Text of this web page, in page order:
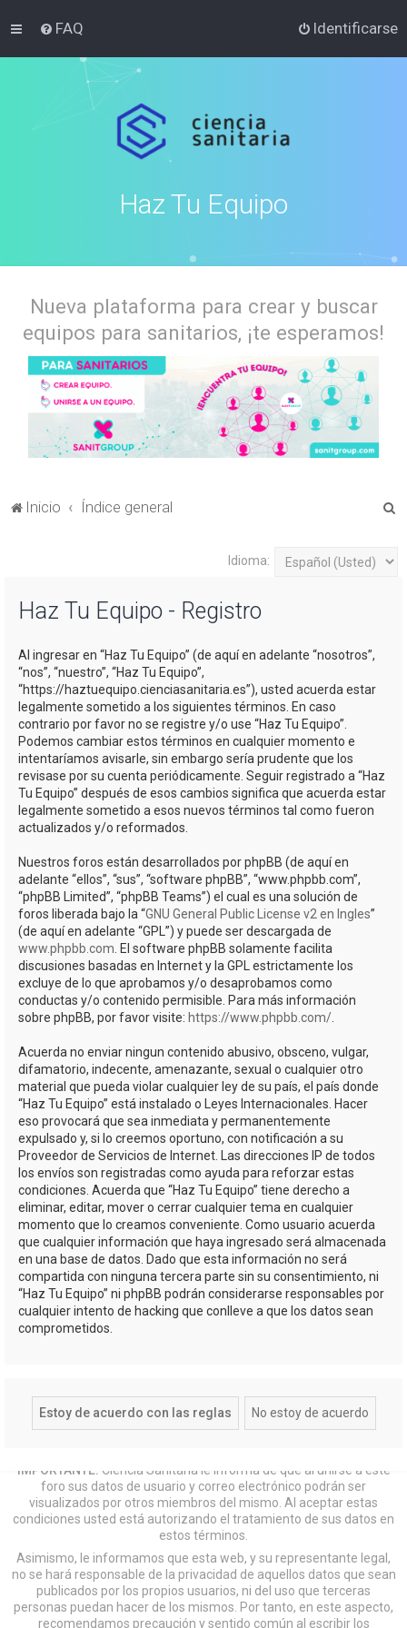
FAQ Identificarse
Haz Tu Equipo
Nueva plataforma para crear y buscar
equipos para sanitarios, ¡te esperamos!
Inicio Índice general
Idioma:
Haz Tu Equipo - Registro
Al ingresar en “Haz Tu Equipo” (de aquí en adelante “nosotros”,
“nos”, “nuestro”, “Haz Tu Equipo”,
“https://haztuequipo.cienciasanitaria.es”), usted acuerda estar
legalmente sometido a los siguientes términos. En caso
contrario por favor no se registre y/o use “Haz Tu Equipo”.
Podemos cambiar estos términos en cualquier momento e
intentaríamos avisarle, sin embargo sería prudente que los
revisase por su cuenta periódicamente. Seguir registrado a “Haz
Tu Equipo” después de esos cambios significa que acuerda estar
legalmente sometido a esos nuevos términos tal como fueron
actualizados y/o reformados.
Nuestros foros están desarrollados por phpBB (de aquí en
adelante “ellos”, “sus”, “software phpBB”, “www.phpbb.com”,
“phpBB Limited”, “phpBB Teams”) el cual es una solución de
foros liberada bajo la “GNU General Public License v2 en Ingles”
(de aquí en adelante “GPL”) y puede ser descargada de
www.phpbb.com . El software phpBB solamente facilita
discusiones basadas en Internet y la GPL estrictamente los
excluye de lo que aprobamos y/o desaprobamos como
conductas y/o contenido permisible. Para más información
sobre phpBB, por favor visite: https://www.phpbb.com/
Acuerda no enviar ningun contenido abusivo, obsceno, vulgar,
difamatorio, indecente, amenazante, sexual o cualquier otro
material que pueda violar cualquier ley de su país, el país donde
“Haz Tu Equipo” está instalado o Leyes Internacionales. Hacer
eso provocará que sea inmediata y permanentemente
expulsado y, si lo creemos oportuno, con notificación a su
Proveedor de Servicios de Internet. Las direcciones IP de todos
los envíos son registradas como ayuda para reforzar estas
condiciones. Acuerda que “Haz Tu Equipo” tiene derecho a
eliminar, editar, mover o cerrar cualquier tema en cualquier
momento que lo creamos conveniente. Como usuario acuerda
que cualquier información que haya ingresado será almacenada
en una base de datos. Dado que esta información no será
compartida con ninguna tercera parte sin su consentimiento, ni
“Haz Tu Equipo” ni phpBB podrán considerarse responsables por
cualquier intento de hacking que conlleve a que los datos sean
comprometidos.
IMPORTANTE: Ciencia Sanitaria le informa de que al unirse a este
foro sus datos de usuario y correo electrónico podrán ser
visualizados por otros miembros del mismo. Al aceptar estas
condiciones usted está autorizando el tratamiento de sus datos en
estos términos.
Asimismo, le informamos que esta web, y su representante legal,
no se hará responsable de la privacidad de aquellos datos que sean
publicados por los propios usuarios, ni del uso que terceras
personas puedan hacer de los mismos. Por tanto, en este aspecto,
recomendamos precaución y sentido común al escribir los